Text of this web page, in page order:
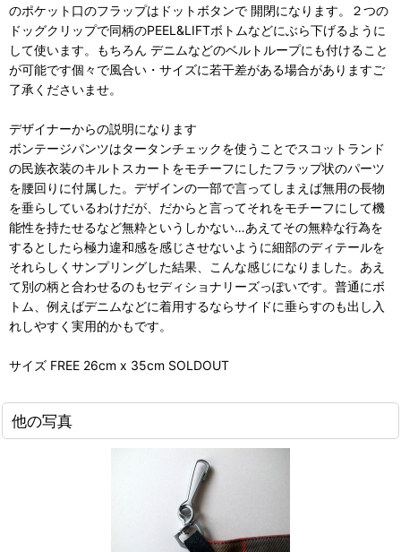
のポケット口のフラップはドットボタンで 開閉になります。２つの
ドッグクリップで同柄のPEEL&LIFTボトムなどにぶら下げるように
して使います。もちろん デニムなどのベルトループにも付けること
が可能です個々で風合い・サイズに若干差がある場合がありますご
了承くださいませ。
デザイナーからの説明になります
ボンテージパンツはタータンチェックを使うことでスコットランド
の民族衣装のキルトスカートをモチーフにしたフラップ状のパーツ
を腰回りに付属した。デザインの一部で言ってしまえば無用の長物
を垂らしているわけだが、だからと言ってそれをモチーフにして機
能性を持たせるなど無粋というしかない…あえてその無粋な行為を
するとしたら極力違和感を感じさせないように細部のディテールを
それらしくサンプリングした結果、こんな感じになりました。あえ
て別の柄と合わせるのもセディショナリーズっぽいです。普通にボ
トム、例えばデニムなどに着用するならサイドに垂らすのも出し入
れしやすく実用的かもです。
サイズ FREE 26cm x 35cm SOLDOUT
他の写真